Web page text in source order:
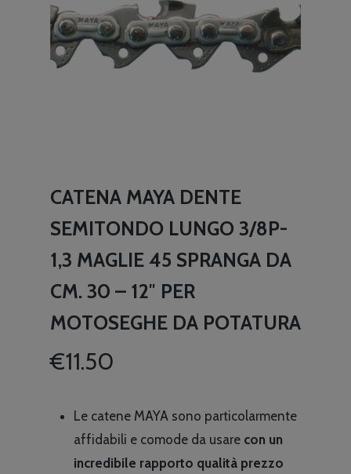
CATENA MAYA DENTE
SEMITONDO LUNGO 3/8P-
1,3 MAGLIE 45 SPRANGA DA
CM. 30 – 12″ PER
MOTOSEGHE DA POTATURA
€11.50
Le catene MAYA sono particolarmente
affidabili e comode da usare con un
incredibile rapporto qualità prezzo